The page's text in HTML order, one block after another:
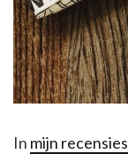
In mijn recensies